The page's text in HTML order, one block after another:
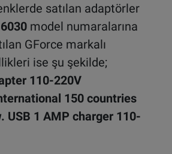
satılan adaptörler
6030model numaralarına
GForce markalı
ise şu şekilde;
110-220V
150 countries
USB 1 AMP charger 110-